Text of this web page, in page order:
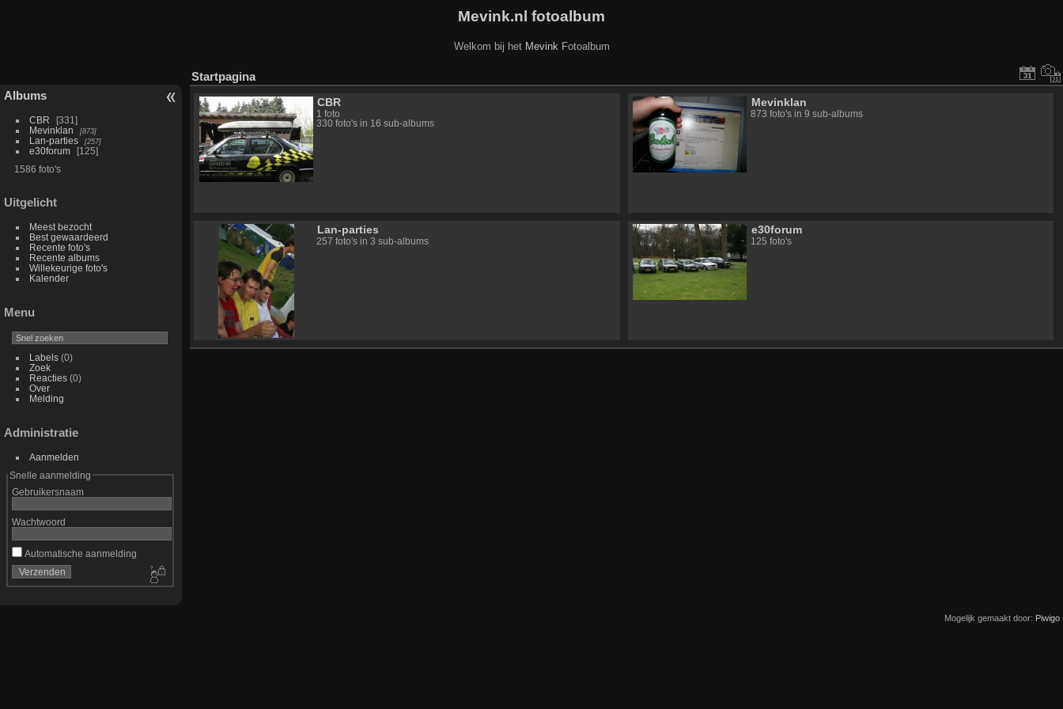
Mevink.nl fotoalbum
Welkom bij het Mevink Fotoalbum
Albums
CBR
331
Mevinklan
873
Lan-parties 257
e30forum
125
1586 foto's
Uitgelicht
Meest bezocht
Best gewaardeerd
Recente foto's
Recente albums
Willekeurige foto's
Kalender
Menu
Labels(0)
Zoek
Reacties(0)
Over
Melding
Administratie
Aanmelden
Snelle aanmelding
Gebruikersnaam
Wachtwoord
Automatische aanmelding
Startpagina
CBR
1 foto
330 foto's in 16 sub-albums
Mevinklan
873 foto's in 9 sub-albums
Lan-parties
257 foto's in 3 sub-albums
e30forum
125 foto's
Mogelijk gemaakt door: Piwigo